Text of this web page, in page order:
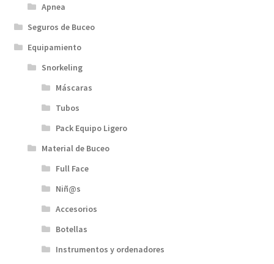
Apnea
Seguros de Buceo
Equipamiento
Snorkeling
Máscaras
Tubos
Pack Equipo Ligero
Material de Buceo
Full Face
Niñ@s
Accesorios
Botellas
Instrumentos y ordenadores